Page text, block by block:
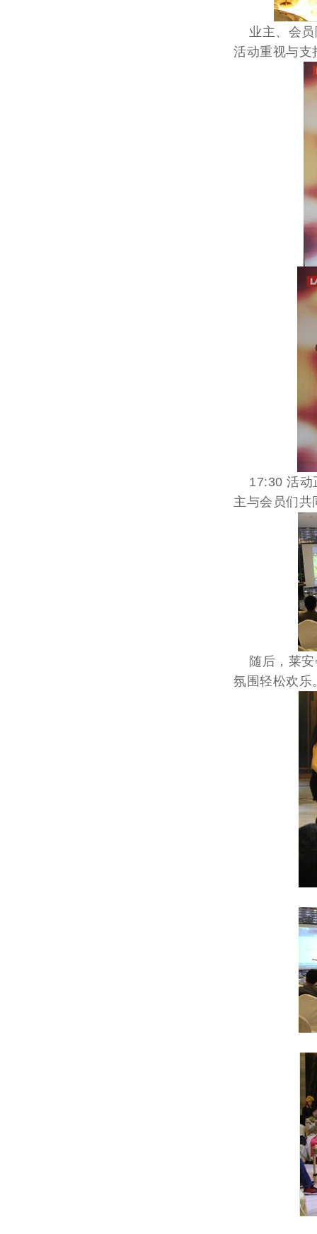
业主、会员
活动重视与支
17:30 活动
主与会员们共
随后，莱安
氛围轻松欢乐